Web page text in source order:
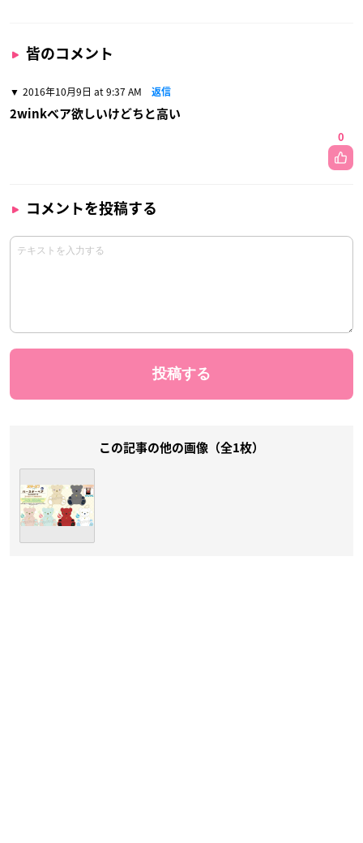
皆のコメント
2016年10月9日 at 9:37 AM 返信
2winkベア欲しいけどちと高い
0
コメントを投稿する
この記事の他の画像（全1枚）